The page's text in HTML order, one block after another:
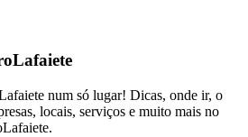
num só lugar! Dicas, onde ir, o
locais, serviços e muito mais no